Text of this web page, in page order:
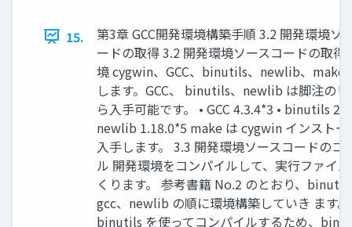
15.
第3章 GCC開発環境構築手順 3.2 開発環境ソ
ードの取得 3.2 開発環境ソースコードの取得
境 cygwin、GCC、binutils、newlib、make
します。GCC、 binutils、newlib は脚注の
ら入手可能です。 • GCC 4.3.4*3 • binutils
newlib 1.18.0*5 make は cygwin インストー
入手します。 3.3 開発環境ソースコードのコ
ル 開発環境をコンパイルして、実行ファイ
くります。 参考書籍 No.2 のとおり、
gcc、newlib の順に環境構築していき ます
binutils を使ってコンパイルするため、